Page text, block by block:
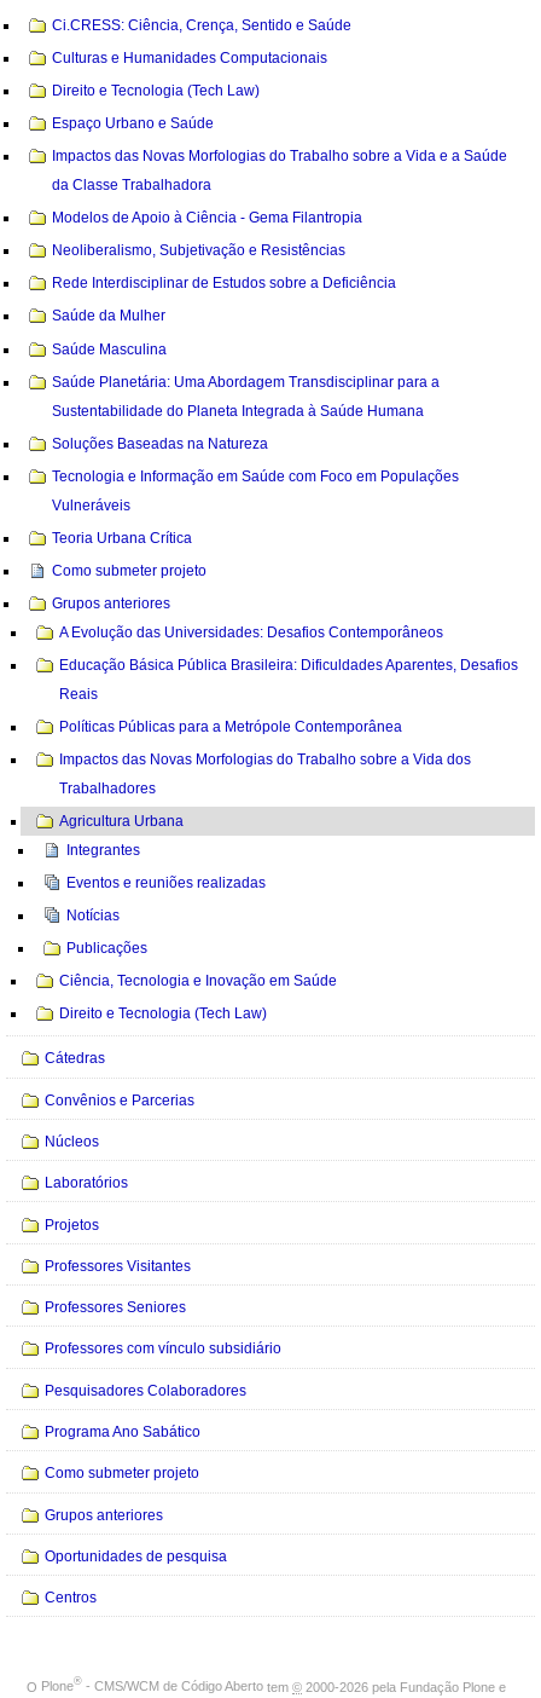
Ci.CRESS: Ciência, Crença, Sentido e Saúde
Culturas e Humanidades Computacionais
Direito e Tecnologia (Tech Law)
Espaço Urbano e Saúde
Impactos das Novas Morfologias do Trabalho sobre a Vida e a Saúde
da Classe Trabalhadora
Modelos de Apoio à Ciência - Gema Filantropia
Neoliberalismo, Subjetivação e Resistências
Rede Interdisciplinar de Estudos sobre a Deficiência
Saúde da Mulher
Saúde Masculina
Saúde Planetária: Uma Abordagem Transdisciplinar para a
Sustentabilidade do Planeta Integrada à Saúde Humana
Soluções Baseadas na Natureza
Tecnologia e Informação em Saúde com Foco em Populações
Vulneráveis
Teoria Urbana Crítica
Como submeter projeto
Grupos anteriores
A Evolução das Universidades: Desafios Contemporâneos
Educação Básica Pública Brasileira: Dificuldades Aparentes, Desafios
Reais
Políticas Públicas para a Metrópole Contemporânea
Impactos das Novas Morfologias do Trabalho sobre a Vida dos
Trabalhadores
Agricultura Urbana
Integrantes
Eventos e reuniões realizadas
Notícias
Publicações
Ciência, Tecnologia e Inovação em Saúde
Direito e Tecnologia (Tech Law)
Cátedras
Convênios e Parcerias
Núcleos
Laboratórios
Projetos
Professores Visitantes
Professores Seniores
Professores com vínculo subsidiário
Pesquisadores Colaboradores
Programa Ano Sabático
Como submeter projeto
Grupos anteriores
Oportunidades de pesquisa
Centros
O Plone® - CMS/WCM de Código Aberto tem © 2000-2026 pela Fundação Plone e